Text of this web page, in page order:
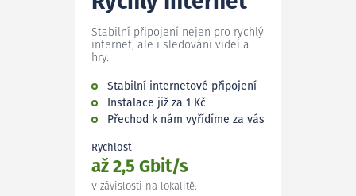
Stabilní připojení nejen pro rychlý
internet, ale i sledování videí a
hry.
Stabilní internetové připojení
Instalace již za 1 Kč
Přechod k nám vyřídíme za vás
Rychlost
až 2,5 Gbit/s
V závislosti na lokalitě.